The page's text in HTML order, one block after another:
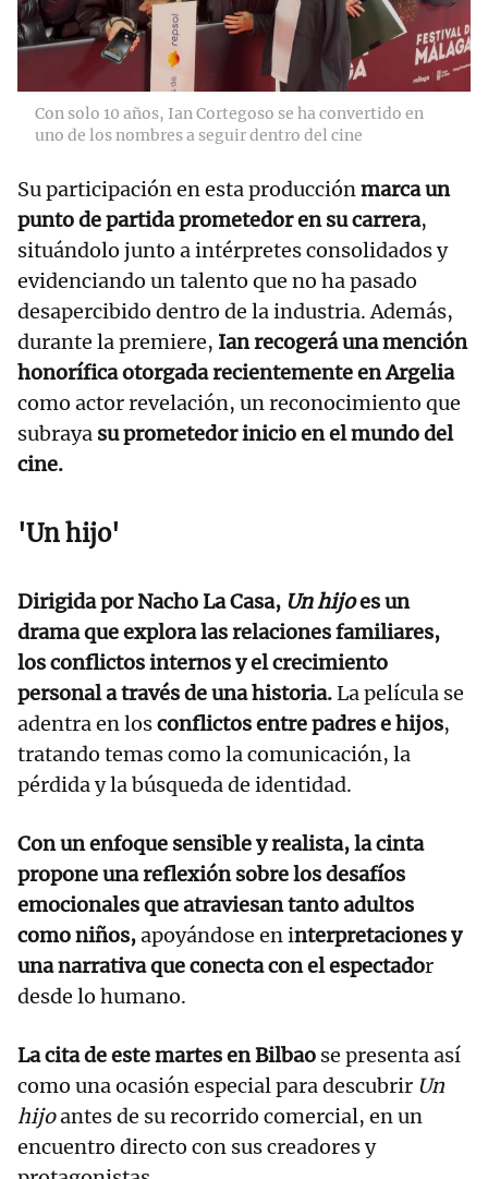
Con solo 10 años, Ian Cortegoso se ha convertido en
uno de los nombres a seguir dentro del cine
Su participación en esta producciónmarca un
punto de partida prometedor en su carrera,
situándolo junto a intérpretes consolidados y
evidenciando un talento que no ha pasado
desapercibido dentro de la industria. Además,
durante la premiere, Ian recogerá una mención
honorífica otorgada recientemente en Argelia
como actor revelación, un reconocimiento que
subraya su prometedor inicio en el mundo del
cine.
'Un hijo'
Dirigida por Nacho La Casa, Un hijoes un
drama que explora las relaciones familiares,
los conflictos internos y el crecimiento
personal a través de una historia.La película se
adentra en losconflictos entre padres e hijos,
tratando temas como la comunicación, la
pérdida y la búsqueda de identidad.
Con un enfoque sensible y realista, la cinta
propone una reflexión sobre los desafíos
emocionales que atraviesan tanto adultos
como niños,apoyándose en interpretaciones y
una narrativa que conecta con el espectador
desde lo humano.
La cita de este martes en Bilbao se presenta así
como una ocasión especial para descubrir Un
hijoantes de su recorrido comercial, en un
encuentro directo con sus creadores y